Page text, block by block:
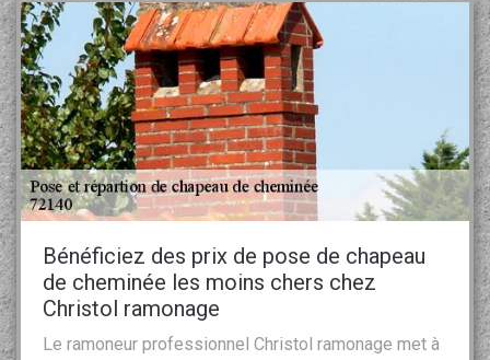
Bénéficiez des prix de pose de chapeau
de cheminée les moins chers chez
Christol ramonage
Le ramoneur professionnel Christol ramonage met à